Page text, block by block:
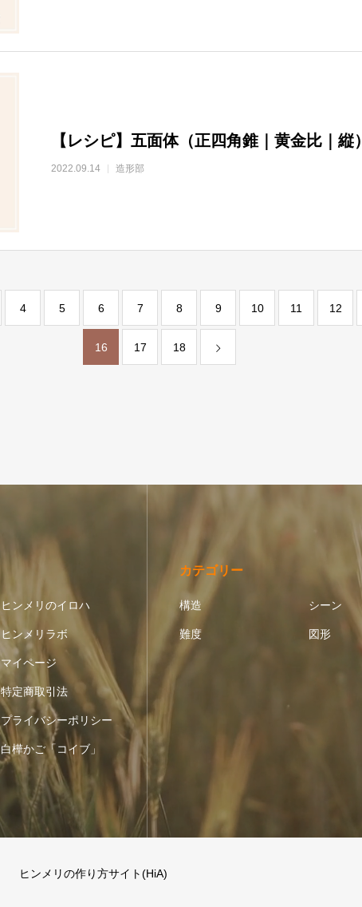
【レシピ】五面体（正四角錐｜黄金比｜縦）
2022.09.14 造形部
4 5 6 7 8 9 10 11 12
16 17 18
ヒンメリのイロハ
ヒンメリラボ
マイページ
特定商取引法
プライバシーポリシー
白樺かご「コイブ」
カテゴリー
構造 シーン
難度 図形
ヒンメリの作り方サイト(HiA)